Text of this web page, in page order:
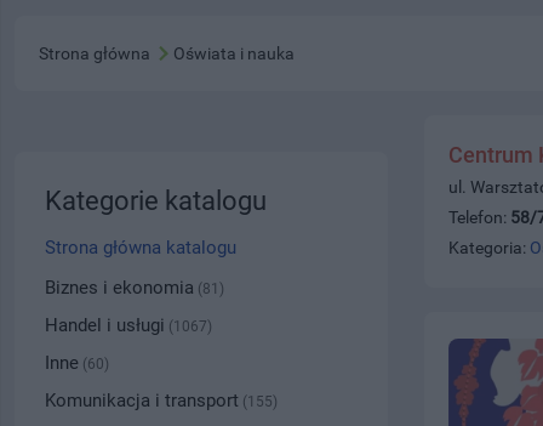
Strona główna Oświata i nauka
Centrum
ul.
Telefon: 58/
Kategoria:
Kategorie katalogu
Strona główna katalogu
Biznes i ekonomia (81)
Handel i usługi (1067)
Inne (60)
Komunikacja i transport (155)